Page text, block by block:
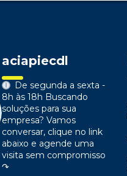
aciapiecdl
De segunda a sexta -
8h às 18h Buscando
soluções para sua
empresa? Vamos
conversar, clique no link
abaixo e agende uma
visita sem compromisso
↷